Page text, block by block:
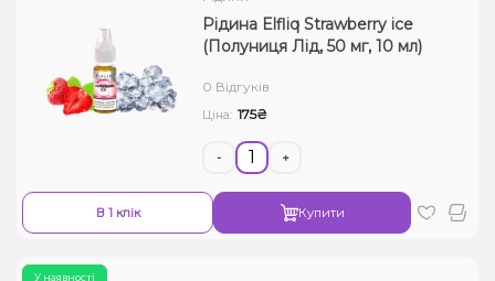
Рідина Elfliq Strawberry ice
(Полуниця Лід, 50 мг, 10 мл)
0 Відгуків
Ціна: 175₴
- +
В 1 клік Купити
У наявності